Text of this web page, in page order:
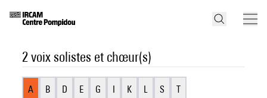
2 voix solistes et chœur(s)
A B D E G I K L S T